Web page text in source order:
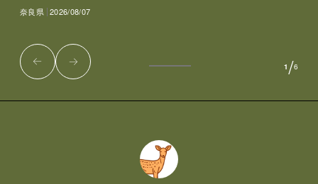
奈良県 2026/08/07
1 /6